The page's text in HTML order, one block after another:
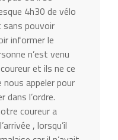
4h30 de vélo
sans pouvoir
informer le
n’est venu
et ils ne ce
appeler pour
l’ordre.
coureur a
, lorsqu’il